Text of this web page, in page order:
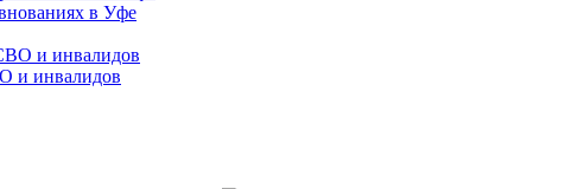
в Уфе
и инвалидов